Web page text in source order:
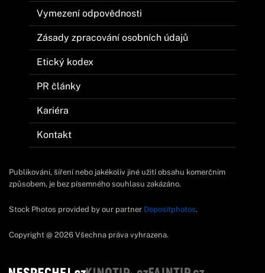
Vymezení odpovědnosti
Zásady zpracování osobních údajů
Etický kodex
PR články
Kariéra
Kontakt
Publikování, šíření nebo jakékoliv jiné užití obsahu komerčním
způsobem, je bez písemného souhlasu zakázáno.
Stock Photos provided by our partner Depositphotos.
Copyright @ 2026 Všechna práva vyhrazena.